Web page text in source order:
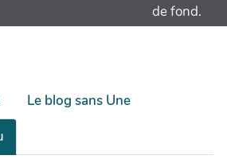
de fond.
Le blog sans Une